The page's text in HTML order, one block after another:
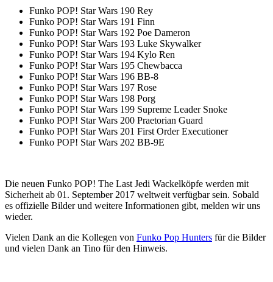
Funko POP! Star Wars 190 Rey
Funko POP! Star Wars 191 Finn
Funko POP! Star Wars 192 Poe Dameron
Funko POP! Star Wars 193 Luke Skywalker
Funko POP! Star Wars 194 Kylo Ren
Funko POP! Star Wars 195 Chewbacca
Funko POP! Star Wars 196 BB-8
Funko POP! Star Wars 197 Rose
Funko POP! Star Wars 198 Porg
Funko POP! Star Wars 199 Supreme Leader Snoke
Funko POP! Star Wars 200 Praetorian Guard
Funko POP! Star Wars 201 First Order Executioner
Funko POP! Star Wars 202 BB-9E
Die neuen Funko POP! The Last Jedi Wackelköpfe werden mit
Sicherheit ab 01. September 2017 weltweit verfügbar sein. Sobald
es offizielle Bilder und weitere Informationen gibt, melden wir uns
wieder.
Vielen Dank an die Kollegen von Funko Pop Hunters für die Bilder
und vielen Dank an Tino für den Hinweis.